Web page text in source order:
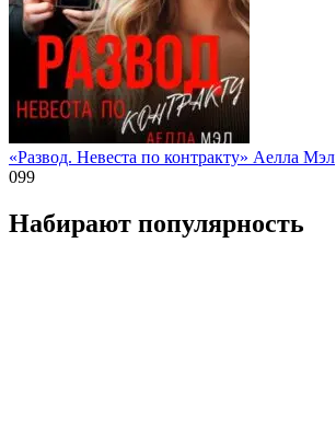
«Развод. Невеста по контракту» Аелла Мэл
099
Набирают популярность